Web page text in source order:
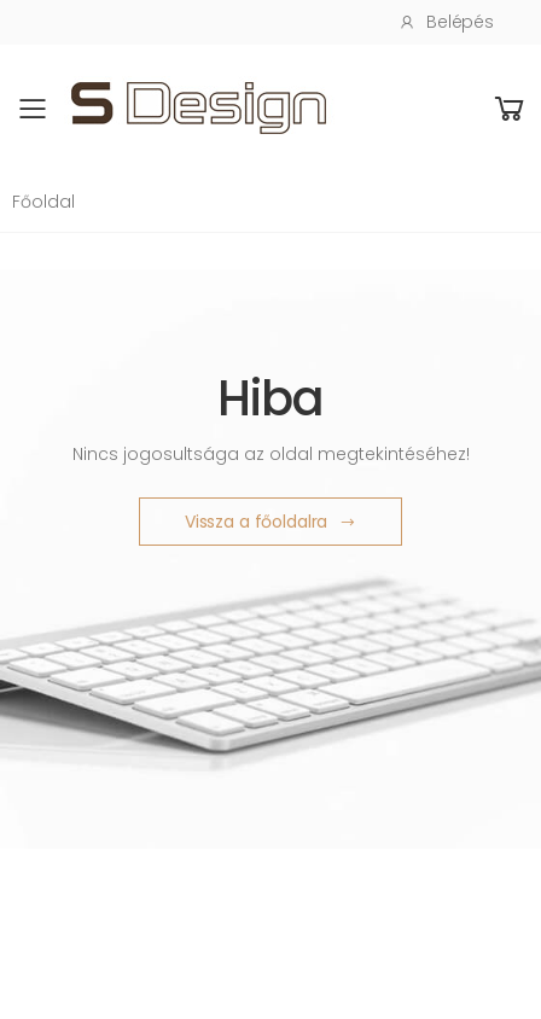
Belépés
Toggle mobile menu
Főoldal
Hiba
Nincs jogosultsága az oldal megtekintéséhez!
Vissza a főoldalra